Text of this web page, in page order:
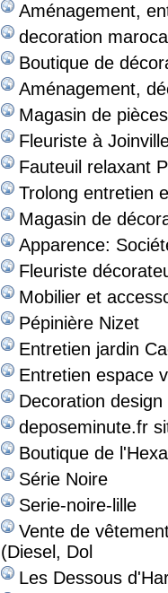
Aménagement,
decoration
Boutique de
Aménagement,
Magasin de
Fleuriste à
Fauteuil relaxant
Trolong entretien
Magasin de
Apparence:
Fleuriste
Mobilier et
Pépinière Nizet
Entretien jardin
Entretien espace
Decoration
deposeminute.fr
Boutique de
Série Noire
Serie-noire-lille
Vente de
(Diesel, Dol
Les Dessous